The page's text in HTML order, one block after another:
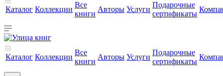
Каталог Коллекции
Все
книги
Авторы Услуги
Подарочные
сертификаты
Каталог Коллекции
Все
книги
Авторы Услуги
Подарочные
сертификаты